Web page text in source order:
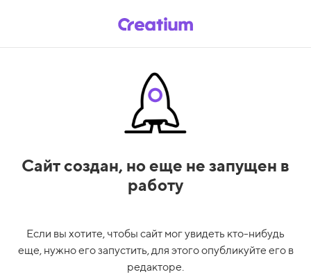
Сайт создан, но еще не запущен в
работу
Если вы хотите, чтобы сайт мог увидеть кто-нибудь
еще, нужно его запустить, для этого опубликуйте его в
редакторе.